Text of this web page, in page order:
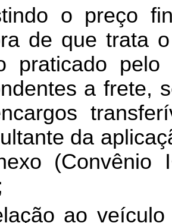
o preço
de que trata
praticado
a frete,
da
(Convênio
ao